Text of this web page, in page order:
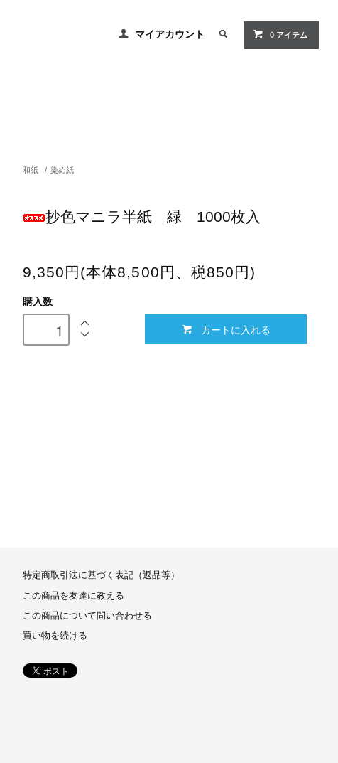
マイアカウント 0 アイテム
和紙 / 染め紙
抄色マニラ半紙 緑 1000枚入
9,350円(本体8,500円、税850円)
購入数
カートに入れる
特定商取引法に基づく表記（返品等）
この商品を友達に教える
この商品について問い合わせる
買い物を続ける